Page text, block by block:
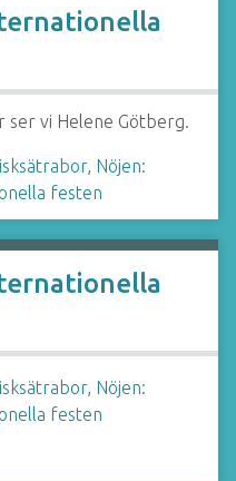
ser vi Helene Götberg.
, Nöjen:
festen
, Nöjen:
festen